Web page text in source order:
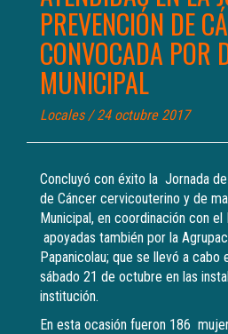
PREVENCIÓN DE
CONVOCADA POR
MUNICIPAL
Locales/ 24 octubre 2017
Concluyó con éxito la Jornada
de Cáncer cervicouterino y de
Municipal, en coordinación con el
apoyadas también por la
Papanicolau; que se llevó a
sábado 21 de octubre en las
institución.
En esta ocasión fueron 186